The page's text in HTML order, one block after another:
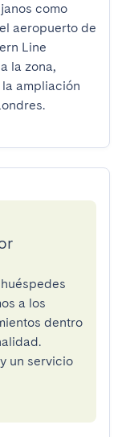
como
aeropuerto de
Line
la zona,
ampliación
a los
dentro
un servicio